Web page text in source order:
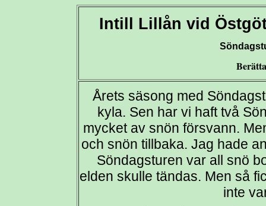
Intill Lillån vid
Årets säsong med
kyla. Sen har vi haft två
mycket av snön försvann.
och snön tillbaka. Jag hade
Söndagsturen var all snö
elden skulle tändas. Men så
inte